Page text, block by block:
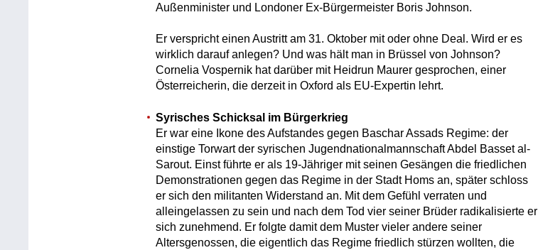
Außenminister und Londoner Ex-Bürgermeister Boris Johnson.
Er verspricht einen Austritt am 31. Oktober mit oder ohne Deal. Wird er es
wirklich darauf anlegen? Und was hält man in Brüssel von Johnson?
Cornelia Vospernik hat darüber mit Heidrun Maurer gesprochen, einer
Österreicherin, die derzeit in Oxford als EU-Expertin lehrt.
Syrisches Schicksal im Bürgerkrieg
Er war eine Ikone des Aufstandes gegen Baschar Assads Regime: der
einstige Torwart der syrischen Jugendnationalmannschaft Abdel Basset al-
Sarout. Einst führte er als 19-Jähriger mit seinen Gesängen die friedlichen
Demonstrationen gegen das Regime in der Stadt Homs an, später schloss
er sich den militanten Widerstand an. Mit dem Gefühl verraten und
alleingelassen zu sein und nach dem Tod vier seiner Brüder radikalisierte er
sich zunehmend. Er folgte damit dem Muster vieler andere seiner
Altersgenossen, die eigentlich das Regime friedlich stürzen wollten, die